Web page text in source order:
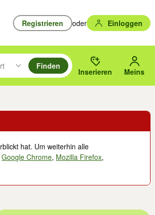
Registrieren oder Einloggen
durchsuchen und mit Eingabetaste
um zu suchen, oder Vorschläge mit
des gewählten Orts oder PLZ.
Finden
Inserieren Meins
hat. Um weiterhin alle
Google Chrome, Mozilla Firefox,